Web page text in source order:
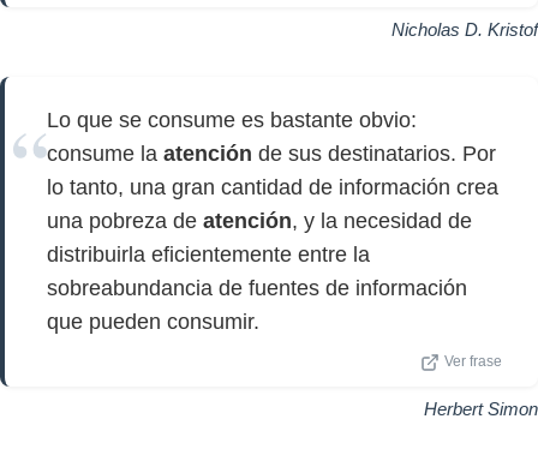
Nicholas D. Kristof
Lo que se consume es bastante obvio:
consume la atención de sus destinatarios. Por
lo tanto, una gran cantidad de información crea
una pobreza de atención, y la necesidad de
distribuirla eficientemente entre la
sobreabundancia de fuentes de información
que pueden consumir.
Ver frase
Herbert Simon